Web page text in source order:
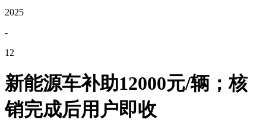
2025
-
12
新能源车补助12000元/辆；核
销完成后用户即收